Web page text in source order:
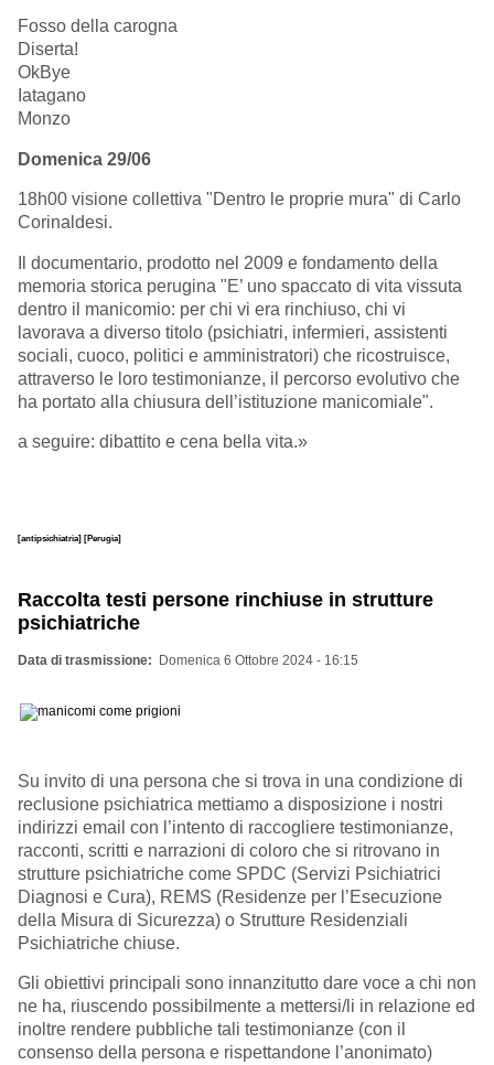
Fosso della carogna
Diserta!
OkBye
Iatagano
Monzo
Domenica 29/06
18h00 visione collettiva "Dentro le proprie mura" di Carlo
Corinaldesi.
Il documentario, prodotto nel 2009 e fondamento della
memoria storica perugina "E’ uno spaccato di vita vissuta
dentro il manicomio: per chi vi era rinchiuso, chi vi
lavorava a diverso titolo (psichiatri, infermieri, assistenti
sociali, cuoco, politici e amministratori) che ricostruisce,
attraverso le loro testimonianze, il percorso evolutivo che
ha portato alla chiusura dell’istituzione manicomiale".
a seguire: dibattito e cena bella vita.»
[antipsichiatria] [Perugia]
Raccolta testi persone rinchiuse in strutture
psichiatriche
Data di trasmissione Domenica 6 Ottobre 2024 - 16:15
Su invito di una persona che si trova in una condizione di
reclusione psichiatrica mettiamo a disposizione i nostri
indirizzi email con l’intento di raccogliere testimonianze,
racconti, scritti e narrazioni di coloro che si ritrovano in
strutture psichiatriche come SPDC (Servizi Psichiatrici
Diagnosi e Cura), REMS (Residenze per l’Esecuzione
della Misura di Sicurezza) o Strutture Residenziali
Psichiatriche chiuse.
Gli obiettivi principali sono innanzitutto dare voce a chi non
ne ha, riuscendo possibilmente a mettersi/li in relazione ed
inoltre rendere pubbliche tali testimonianze (con il
consenso della persona e rispettandone l’anonimato)